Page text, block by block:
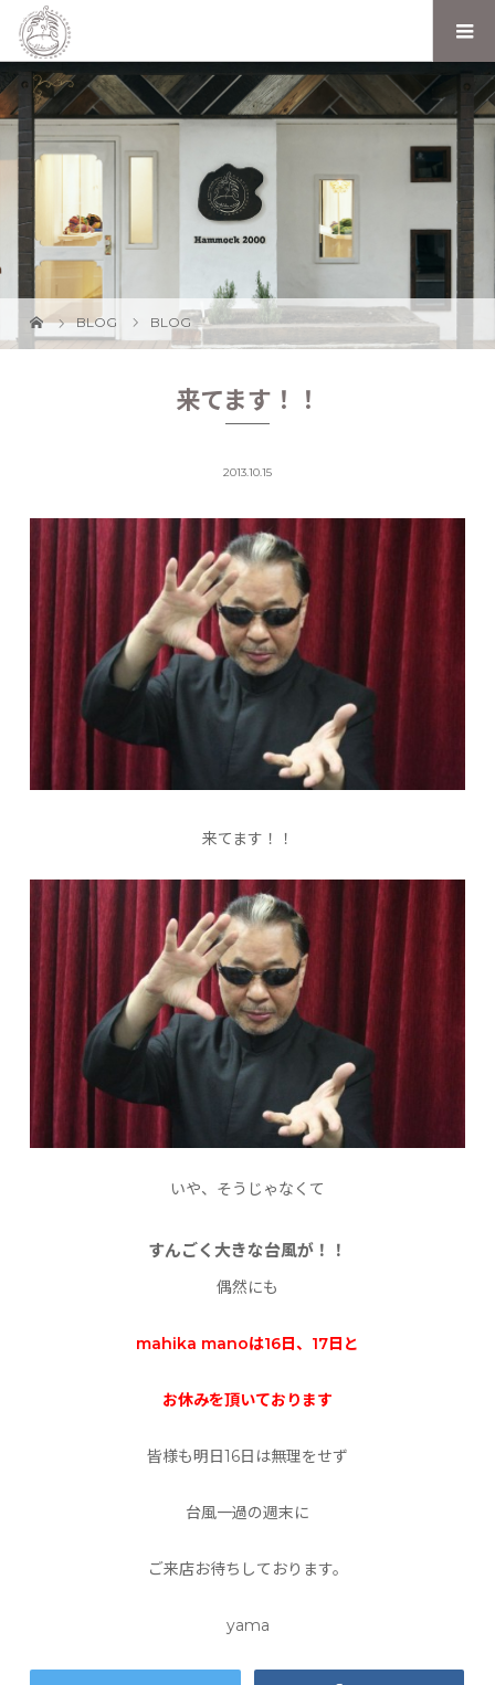
BLOG BLOG
来てます！！
2013.10.15
来てます！！
いや、そうじゃなくて
すんごく大きな台風が！！
偶然にも
mahika manoは16日、17日と
お休みを頂いております
皆様も明日16日は無理をせず
台風一過の週末に
ご来店お待ちしております。
yama